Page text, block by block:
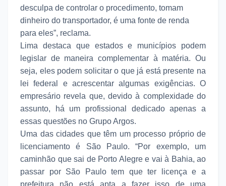
desculpa de controlar o procedimento, tomam
dinheiro do transportador, é uma fonte de renda
para eles”, reclama.
Lima destaca que estados e municípios podem
legislar de maneira complementar à matéria. Ou
seja, eles podem solicitar o que já está presente na
lei federal e acrescentar algumas exigências. O
empresário revela que, devido à complexidade do
assunto, há um profissional dedicado apenas a
essas questões no Grupo Argos.
Uma das cidades que têm um processo próprio de
licenciamento é São Paulo. “Por exemplo, um
caminhão que sai de Porto Alegre e vai à Bahia, ao
passar por São Paulo tem que ter licença e a
prefeitura não está apta a fazer isso de uma